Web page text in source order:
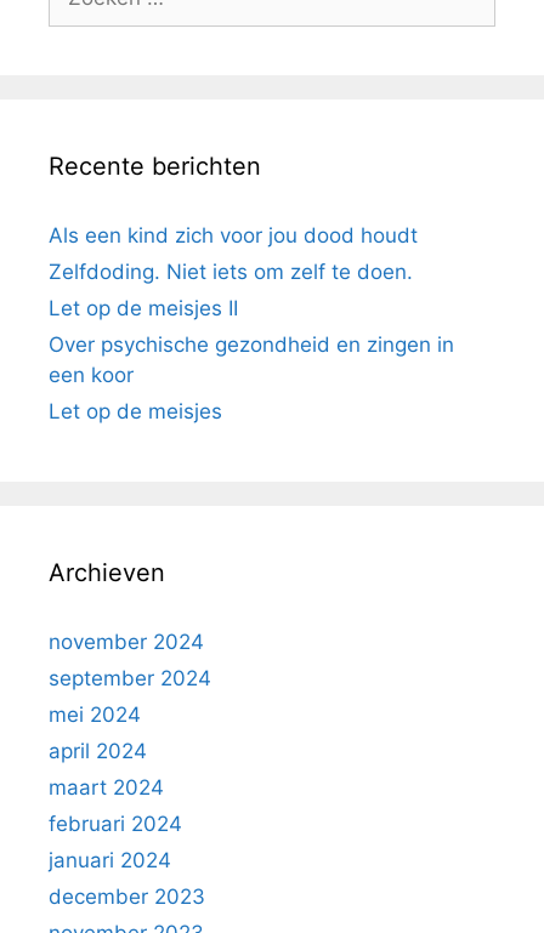
Recente berichten
Als een kind zich voor jou dood houdt
Zelfdoding. Niet iets om zelf te doen.
Let op de meisjes II
Over psychische gezondheid en zingen in
een koor
Let op de meisjes
Archieven
november 2024
september 2024
mei 2024
april 2024
maart 2024
februari 2024
januari 2024
december 2023